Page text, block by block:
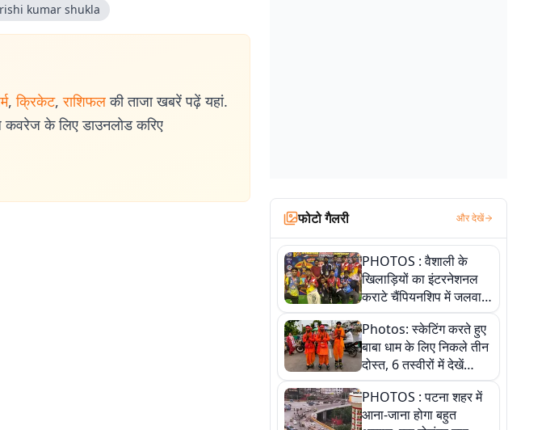
rishi kumar shukla
, क्रिकेट, राशिफल की ताजा खबरें पढ़ें यहां.
के लिए डाउनलोड करिए
फोटो गैलरी और देखें
PHOTOS : वैशाली के
खिलाड़ियों का इंटरनेशनल
कराटे चैंपियनशिप में जलवा,
जीते 9 पदक, पांच तस्वीर से
देखिए पूरा खेल
Photos: स्केटिंग करते हुए
बाबा धाम के लिए निकले तीन
दोस्त, 6 तस्वीरों में देखें
आस्था और जुनून की कहानी
PHOTOS : पटना शहर में
आना-जाना होगा बहुत